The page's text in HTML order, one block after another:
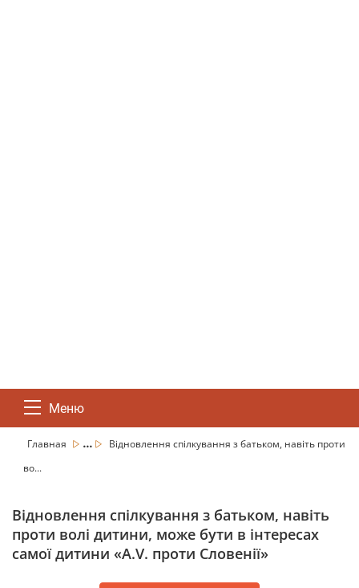
Меню
Главная ...
Відновлення спілкування з батьком, навіть проти
во...
Відновлення спілкування з батьком, навіть
проти волі дитини, може бути в інтересах
самої дитини «A.V. проти Словенії»